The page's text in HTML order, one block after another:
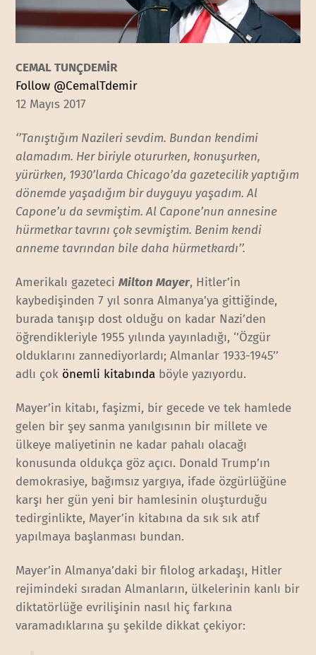
CEMAL TUNÇDEMİR
Follow @CemalTdemir
12 Mayıs 2017
‘’Tanıştığım Nazileri sevdim. Bundan kendimi
alamadım. Her biriyle otururken, konuşurken,
yürürken, 1930’larda Chicago’da gazetecilik yaptığım
dönemde yaşadığım bir duyguyu yaşadım. Al
Capone’u da sevmiştim. Al Capone’nun annesine
hürmetkar tavrını çok sevmiştim. Benim kendi
anneme tavrından bile daha hürmetkardı’’.
Amerikalı gazeteciMilton Mayer, Hitler’in
kaybedişinden 7 yıl sonra Almanya’ya gittiğinde,
burada tanışıp dost olduğu on kadar Nazi’den
öğrendikleriyle 1955 yılında yayınladığı, ‘’Özgür
olduklarını zannediyorlardı; Almanlar 1933-1945’’
adlı çok önemli kitabında böyle yazıyordu.
Mayer’in kitabı, faşizmi, bir gecede ve tek hamlede
gelen bir şey sanma yanılgısının bir millete ve
ülkeye maliyetinin ne kadar pahalı olacağı
konusunda oldukça göz açıcı. Donald Trump’ın
demokrasiye, bağımsız yargıya, ifade özgürlüğüne
karşı her gün yeni bir hamlesinin oluşturduğu
tedirginlikte, Mayer’in kitabına da sık sık atıf
yapılmaya başlanması bundan.
Mayer’in Almanya’daki bir filolog arkadaşı, Hitler
rejimindeki sıradan Almanların, ülkelerinin kanlı bir
diktatörlüğe evrilişinin nasıl hiç farkına
varamadıklarına şu şekilde dikkat çekiyor: